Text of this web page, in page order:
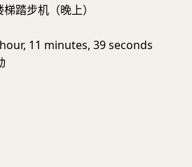
踏步机（晚上）
11 minutes, 39 seconds